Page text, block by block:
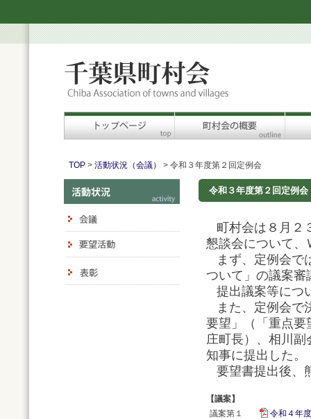
TOP> 活動状況（会議） > 令和３年度第２回定例会
令和３年度第２回定例会
町村会は８月２
懇談会について、
まず、定例会で
ついて」の議案審
提出議案等につ
また、定例会で
要望」（「重点要
庄町長）、相川
知事に提出した。
要望書提出後、
【議案】
議案第１
令和４年